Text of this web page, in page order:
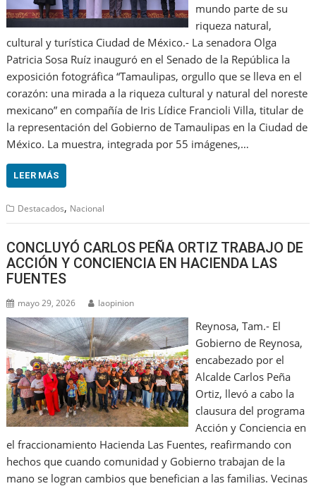
mundo parte de su
riqueza natural,
cultural y turística Ciudad de México.- La senadora Olga
Patricia Sosa Ruíz inauguró en el Senado de la República la
exposición fotográfica “Tamaulipas, orgullo que se lleva en el
corazón: una mirada a la riqueza cultural y natural del noreste
mexicano” en compañía de Iris Lídice Francioli Villa, titular de
la representación del Gobierno de Tamaulipas en la Ciudad de
México. La muestra, integrada por 55 imágenes,…
LEER MÁS
Destacados, Nacional
CONCLUYÓ CARLOS PEÑA ORTIZ TRABAJO DE
ACCIÓN Y CONCIENCIA EN HACIENDA LAS
FUENTES
mayo 29, 2026 laopinion
Reynosa, Tam.- El
Gobierno de Reynosa,
encabezado por el
Alcalde Carlos Peña
Ortiz, llevó a cabo la
clausura del programa
Acción y Conciencia en
el fraccionamiento Hacienda Las Fuentes, reafirmando con
hechos que cuando comunidad y Gobierno trabajan de la
mano se logran cambios que benefician a las familias. Vecinas